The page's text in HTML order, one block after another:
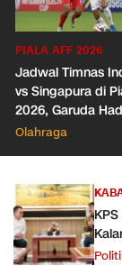
PIALA AFF 2026
Jadwal Timnas
vs Singapura di
2026, Garuda
Laga Penentuan
Olahraga